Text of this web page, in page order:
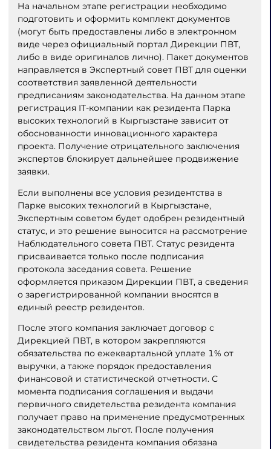
На начальном этапе регистрации необходимо
подготовить и оформить комплект документов
(могут быть предоставлены либо в электронном
виде через официальный портал Дирекции ПВТ,
либо в виде оригиналов лично). Пакет документов
направляется в Экспертный совет ПВТ для оценки
соответствия заявленной деятельности
предписаниям законодательства. На данном этапе
регистрация IT-компании как резидента Парка
высоких технологий в Кыргызстане зависит от
обоснованности инновационного характера
проекта. Получение отрицательного заключения
экспертов блокирует дальнейшее продвижение
заявки.
Если выполнены все условия резидентства в
Парке высоких технологий в Кыргызстане,
Экспертным советом будет одобрен резидентный
статус, и это решение выносится на рассмотрение
Наблюдательного совета ПВТ. Статус резидента
присваивается только после подписания
протокола заседания совета. Решение
оформляется приказом Дирекции ПВТ, а сведения
о зарегистрированной компании вносятся в
единый реестр резидентов.
После этого компания заключает договор с
Дирекцией ПВТ, в котором закрепляются
обязательства по ежеквартальной уплате 1% от
выручки, а также порядок предоставления
финансовой и статистической отчетности. С
момента подписания соглашения и выдачи
первичного свидетельства резидента компания
получает право на применение предусмотренных
законодательством льгот. После получения
свидетельства резидента компания обязана